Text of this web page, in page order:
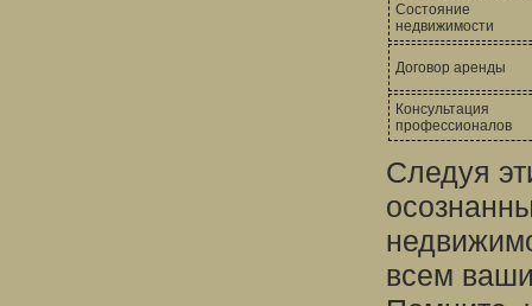
Состояние
недвижимости
Договор аренды
Консультация
профессионалов
Следуя
всем